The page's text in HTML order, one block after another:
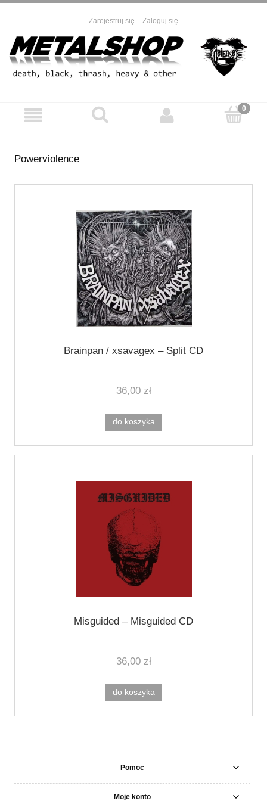
Zarejestruj się Zaloguj się
Powerviolence
Brainpan / xsavagex ‎– Split CD
36,00 zł
do koszyka
Misguided – Misguided CD
36,00 zł
do koszyka
Pomoc
Moje konto